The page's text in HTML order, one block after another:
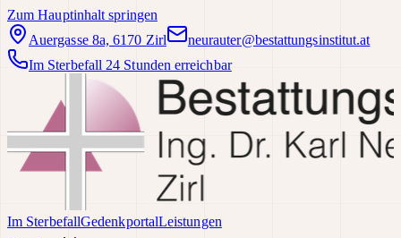
Zum Hauptinhalt springen
Auergasse 8a, 6170 Zirl
neurauter@bestattungsinstitut.at
Im Sterbefall 24 Stunden erreichbar
Im SterbefallGedenkportalLeistungen